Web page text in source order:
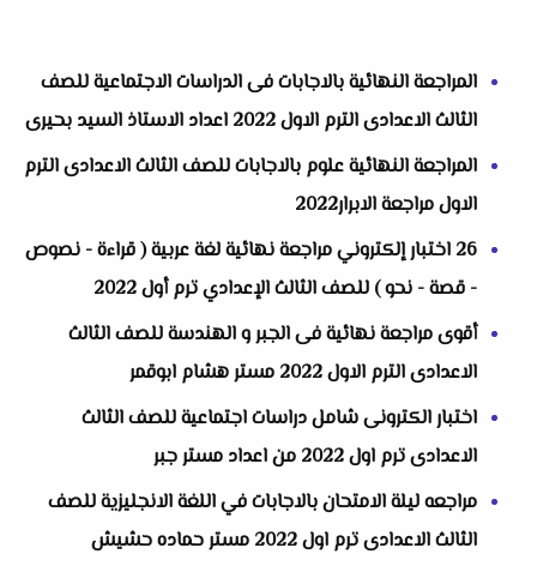
المراجعة النهائية بالاجابات فى الدراسات الاجتماعية للصف
الثالث الاعدادى الترم الاول 2022 اعداد الاستاذ السيد بحيرى
المراجعة النهائية علوم بالاجابات للصف الثالث الاعدادى الترم
الاول مراجعة الابرار2022
26 اختبار إلكتروني مراجعة نهائية لغة عربية ( قراءة - نصوص
- قصة - نحو ) للصف الثالث الإعدادي ترم أول 2022
أقوى مراجعة نهائية فى الجبر و الهندسة للصف الثالث
الاعدادى الترم الاول 2022 مستر هشام ابوقمر
اختبار الكترونى شامل دراسات اجتماعية للصف الثالث
الاعدادى ترم اول 2022 من اعداد مستر جبر
مراجعه ليلة الامتحان بالاجابات في اللغة الانجليزية للصف
الثالث الاعدادى ترم اول 2022 مستر حماده حشيش